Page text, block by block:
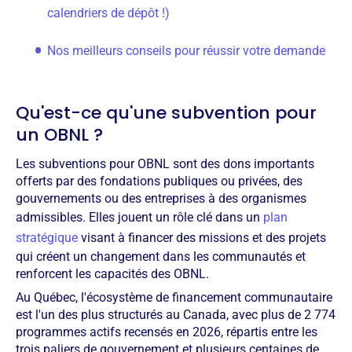
calendriers de dépôt !)
Nos meilleurs conseils pour réussir votre demande
Qu'est-ce qu'une subvention pour
un OBNL ?
Les subventions pour OBNL sont des dons importants
offerts par des fondations publiques ou privées, des
gouvernements ou des entreprises à des organismes
admissibles. Elles jouent un rôle clé dans un plan
stratégique visant à financer des missions et des projets
qui créent un changement dans les communautés et
renforcent les capacités des OBNL.
Au Québec, l'écosystème de financement communautaire
est l'un des plus structurés au Canada, avec plus de 2 774
programmes actifs recensés en 2026, répartis entre les